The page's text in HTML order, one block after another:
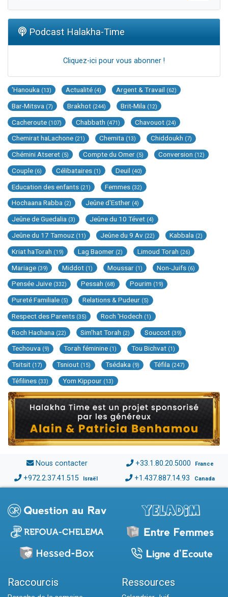
Podcast Halakha-Time
Cliquez-ici pour vous abonner !
'Hanouka (13) Actualité (4) Argent & Travail (62)
Bar-Mitsva (7) Brakhot (244) Brit-Mila (12)
Cacheroute (107) Chabbath (471) Chavouot (24)
Chemirat haLachone (21) Chemita (13) Chiddoukh (7)
Chémini Atseret (5) Compte du Omer (5) Conversion (12)
Couple (6) Célibataires (1) Deuil (40)
Education des enfants (21) Femmes (32)
Hochaana Rabba (2) Jeûne d'Esther (4)
Jeûne de Guedalia (3) Jeûne du 10 Tévet (4)
Jeûne du 17 Tamouz (11) Jeûne du 9 Av (22) Kabbala (2)
Kriat haTorah (19) Lag Baomer (2) Limoud Torah (26)
Mariage (39) Middot (1) Moussar (1) Non-Juifs (6)
Pensée Juive (332) Pessah (68) Pourim (19)
Pureté Familiale (5) Relations & Pudeur (5)
Respect des Parents (35) Roch 'Hodech (1)
Roch Hachana (22) Sim'hat Torah (2) Souccot (39)
Techouva (9) Torah féminine (1) Tou Bichvat (1)
Tsitsit (17) Tsniout (15) Tsédaka (9) Téfila (247)
Téfilines (33) Yom Kippour (13)
Nous contacter +33.1.80.20.5000 France
+972.2.37.41.515 Israël +1.437.887.14.93 Canada
Raccourcis Ressources